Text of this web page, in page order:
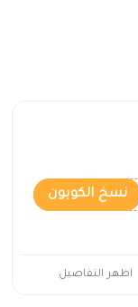
نسخ الكوبون
اظهر التفاصيل